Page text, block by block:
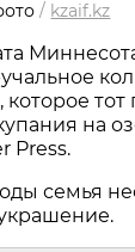
/ kzaif.kz
тот
на
Press.
семья